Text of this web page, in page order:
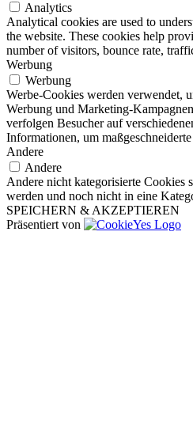
Analytics
Analytical cookies are used to
the website. These cookies help
number of visitors, bounce rate,
Werbung
Werbung
Werbe-Cookies werden verwendet,
Werbung und Marketing-
verfolgen Besucher auf
Informationen, um
Andere
Andere
Andere nicht kategorisierte Cookies
werden und noch nicht in eine
SPEICHERN & AKZEPTIEREN
Präsentiert von